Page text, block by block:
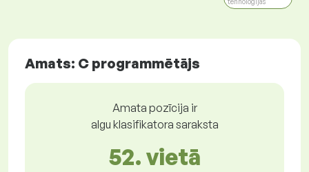
Amats: C programmētājs
Amata pozīcija ir
algu klasifikatora saraksta
52. vietā